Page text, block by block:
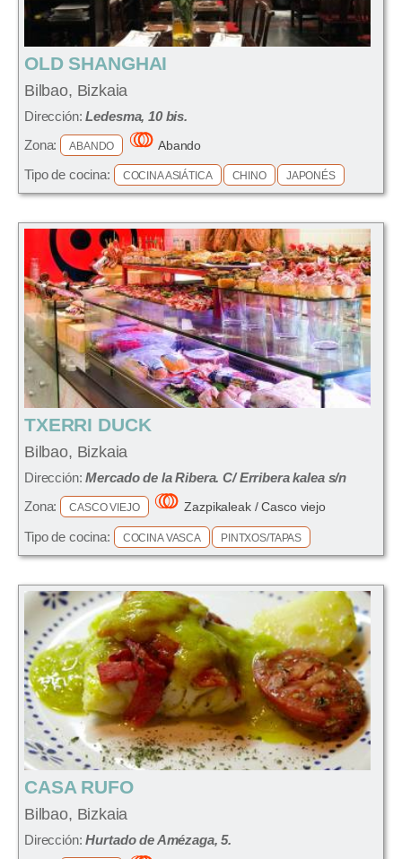
OLD SHANGHAI
Bilbao, Bizkaia
Dirección:Ledesma, 10 bis.
Zona:
ABANDO Abando
Tipo de cocina: COCINA ASIÁTICA CHINO JAPONÉS
TXERRI DUCK
Bilbao, Bizkaia
Dirección:Mercado de la Ribera. C/ Erribera kalea s/n
Zona:
CASCO VIEJO Zazpikaleak / Casco viejo
Tipo de cocina: COCINA VASCA PINTXOS/TAPAS
CASA RUFO
Bilbao, Bizkaia
Dirección:Hurtado de Amézaga, 5.